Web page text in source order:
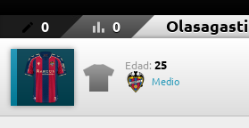
0 0 Olasagasti
Edad: 25
Medio